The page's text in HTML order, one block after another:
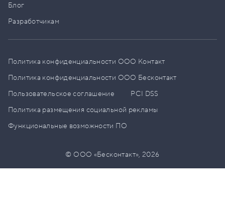
Блог
Разработчикам
Политика конфиденциальности ООО Контакт
Политика конфиденциальности ООО Бесконтакт
Пользовательское соглашение
PCI DSS
Политика размещения социальной рекламы
Функциональные возможности ПО
© ООО «Бесконтакт»,2026